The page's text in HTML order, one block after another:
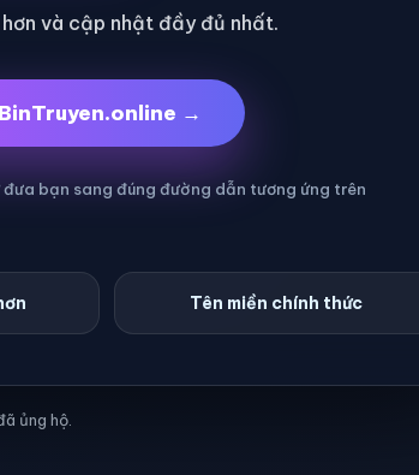
và cập nhật đầy đủ nhất.
→
bạn sang đúng đường dẫn tương ứng trên
Tên miền chính thức
ủng hộ.